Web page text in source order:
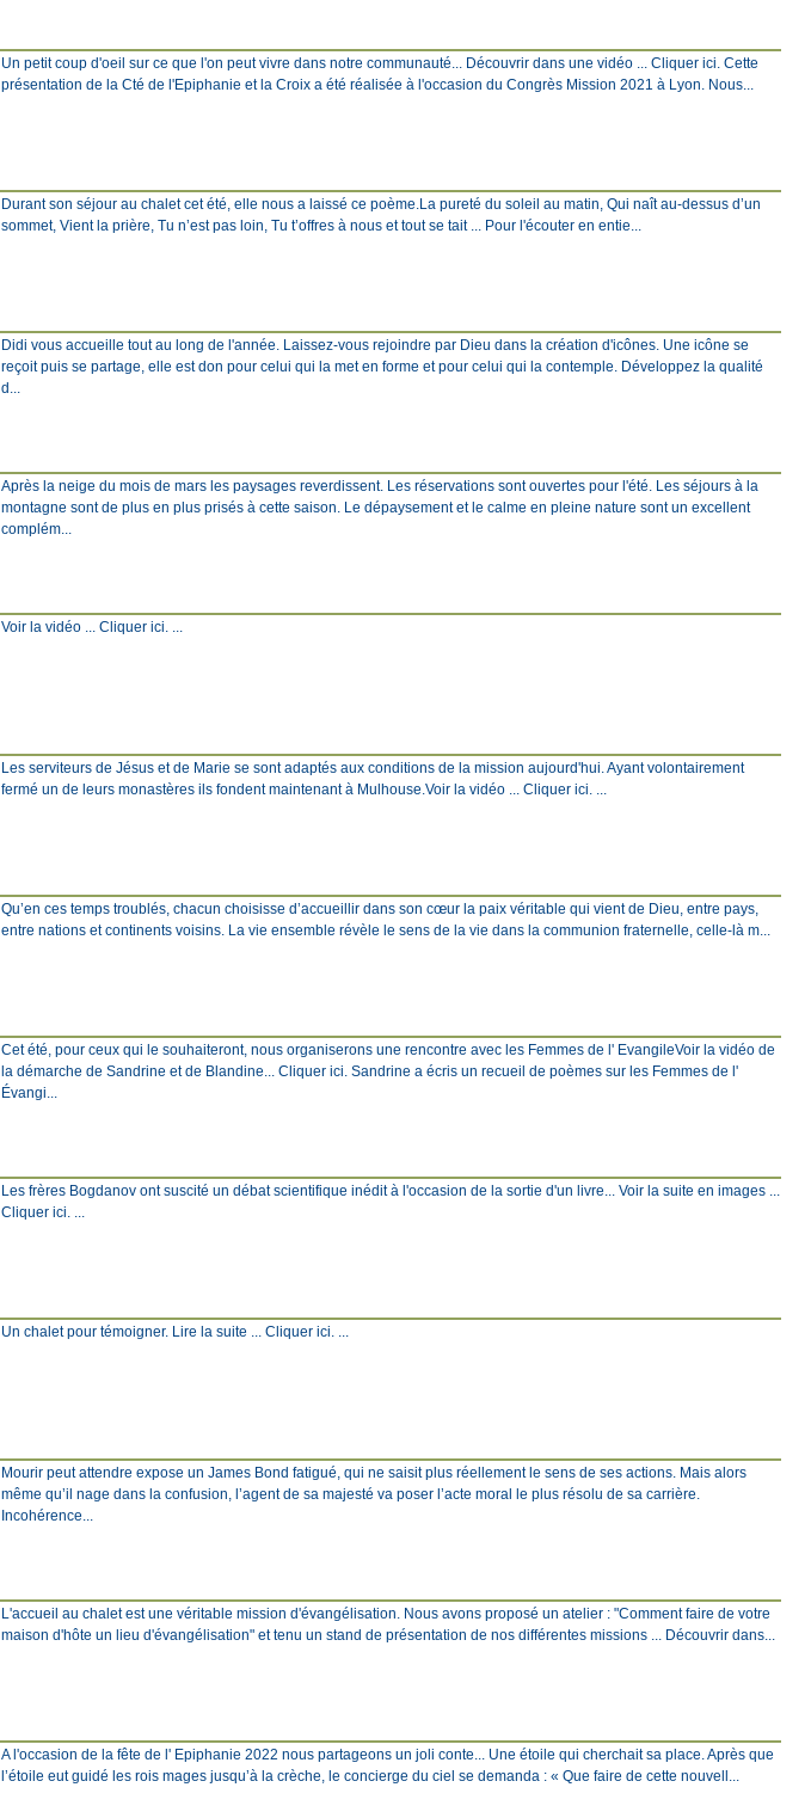
Un petit coup d'oeil sur ce que l'on peut vivre dans notre communauté... Découvrir dans une vidéo ... Cliquer ici. Cette
présentation de la Cté de l'Epiphanie et la Croix a été réalisée à l'occasion du Congrès Mission 2021 à Lyon. Nous...
Durant son séjour au chalet cet été, elle nous a laissé ce poème.La pureté du soleil au matin, Qui naît au-dessus d’un
sommet, Vient la prière, Tu n’est pas loin, Tu t’offres à nous et tout se tait ... Pour l'écouter en entie...
Didi vous accueille tout au long de l'année. Laissez-vous rejoindre par Dieu dans la création d'icônes. Une icône se
reçoit puis se partage, elle est don pour celui qui la met en forme et pour celui qui la contemple. Développez la qualité
d...
Après la neige du mois de mars les paysages reverdissent. Les réservations sont ouvertes pour l'été. Les séjours à la
montagne sont de plus en plus prisés à cette saison. Le dépaysement et le calme en pleine nature sont un excellent
complém...
Voir la vidéo ... Cliquer ici. ...
Les serviteurs de Jésus et de Marie se sont adaptés aux conditions de la mission aujourd'hui. Ayant volontairement
fermé un de leurs monastères ils fondent maintenant à Mulhouse.Voir la vidéo ... Cliquer ici. ...
Qu’en ces temps troublés, chacun choisisse d’accueillir dans son cœur la paix véritable qui vient de Dieu, entre pays,
entre nations et continents voisins. La vie ensemble révèle le sens de la vie dans la communion fraternelle, celle-là m...
Cet été, pour ceux qui le souhaiteront, nous organiserons une rencontre avec les Femmes de l' EvangileVoir la vidéo de
la démarche de Sandrine et de Blandine... Cliquer ici. Sandrine a écris un recueil de poèmes sur les Femmes de l'
Évangi...
Les frères Bogdanov ont suscité un débat scientifique inédit à l'occasion de la sortie d'un livre... Voir la suite en images ...
Cliquer ici. ...
Un chalet pour témoigner. Lire la suite ... Cliquer ici. ...
Mourir peut attendre expose un James Bond fatigué, qui ne saisit plus réellement le sens de ses actions. Mais alors
même qu’il nage dans la confusion, l’agent de sa majesté va poser l’acte moral le plus résolu de sa carrière.
Incohérence...
L'accueil au chalet est une véritable mission d'évangélisation. Nous avons proposé un atelier : "Comment faire de votre
maison d'hôte un lieu d'évangélisation" et tenu un stand de présentation de nos différentes missions ... Découvrir dans...
A l'occasion de la fête de l' Epiphanie 2022 nous partageons un joli conte... Une étoile qui cherchait sa place. Après que
l’étoile eut guidé les rois mages jusqu’à la crèche, le concierge du ciel se demanda : « Que faire de cette nouvell...